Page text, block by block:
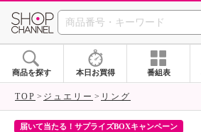
SHOP
商品を探す 本日お買得 番組表
TOP ジュエリー リング
届いて当たる！サプライズBOXキャンペーン